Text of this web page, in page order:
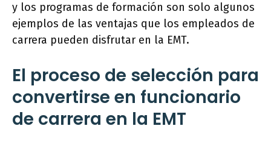
y los programas de formación son solo algunos
ejemplos de las ventajas que los empleados de
carrera pueden disfrutar en la EMT.
El proceso de selección para
convertirse en funcionario
de carrera en la EMT